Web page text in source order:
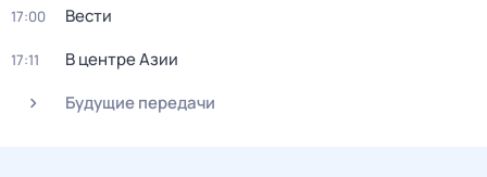
17:00 Вести
17:11
В центре Азии
Будущие передачи